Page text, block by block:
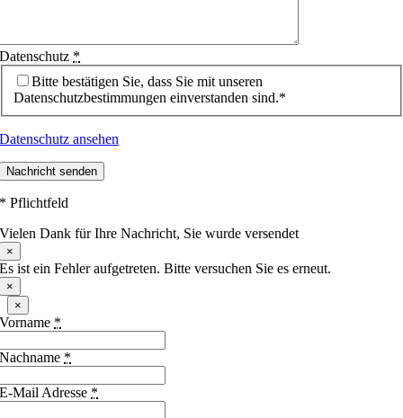
Datenschutz *
Bitte bestätigen Sie, dass Sie mit unseren
Datenschutzbestimmungen einverstanden sind.*
Datenschutz ansehen
Nachricht senden
* Pflichtfeld
Vielen Dank für Ihre Nachricht, Sie wurde versendet
×
Es ist ein Fehler aufgetreten. Bitte versuchen Sie es erneut.
×
×
Vorname *
Nachname *
E-Mail Adresse *